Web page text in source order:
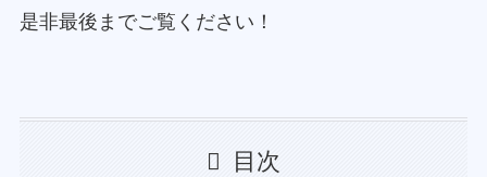
是非最後までご覧ください！
目次